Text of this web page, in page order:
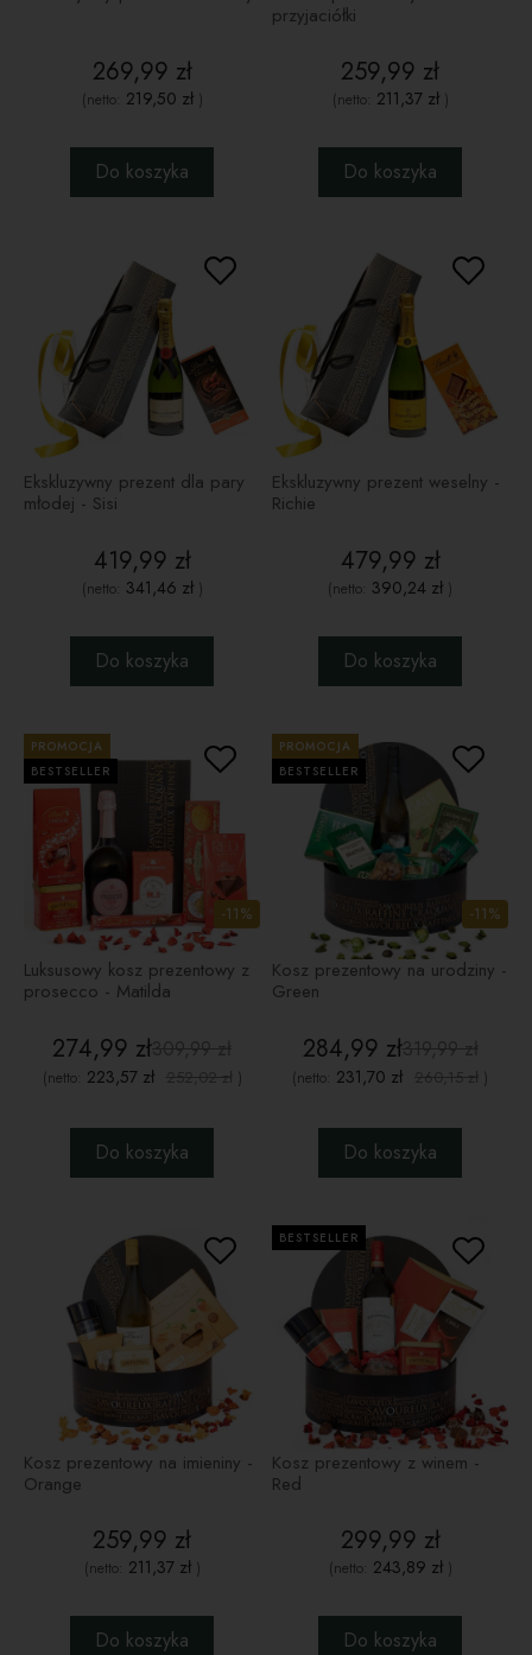
269,99 zł
(netto: 219,50 zł)
Do koszyka
przyjaciółki
259,99 zł
(netto: 211,37 zł)
Do koszyka
Ekskluzywny prezent dla pary
młodej - Sisi
419,99 zł
(netto: 341,46 zł)
Do koszyka
Ekskluzywny prezent weselny -
Richie
479,99 zł
(netto: 390,24 zł )
Do koszyka
Luksusowy kosz prezentowy z
prosecco - Matilda
274,99 zł
-11%
(netto: 223,57 zł )
Do koszyka
PROMOCJA
BESTSELLER
Kosz prezentowy na urodziny -
Green
284,99 zł319,99 zł
-11%
(netto: 231,70 zł )
Do koszyka
PROMOCJA
BESTSELLER
Kosz prezentowy na imieniny -
Orange
259,99 zł
(netto: 211,37 zł)
Do koszyka
Kosz prezentowy z winem -
Red
299,99 zł
(netto: 243,89 zł)
Do koszyka
BESTSELLER